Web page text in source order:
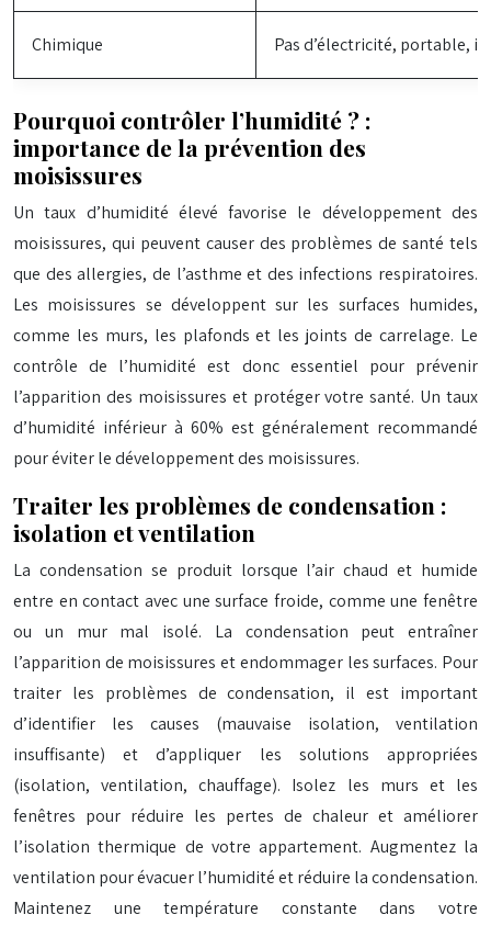
Chimique Pas d’électricité, portable,
Pourquoi contrôler l’humidité ? :
importance de la prévention des
moisissures
Un taux d’humidité élevé favorise le développement des
moisissures, qui peuvent causer des problèmes de santé tels
que des allergies, de l’asthme et des infections respiratoires.
Les moisissures se développent sur les surfaces humides,
comme les murs, les plafonds et les joints de carrelage. Le
contrôle de l’humidité est donc essentiel pour prévenir
l’apparition des moisissures et protéger votre santé. Un taux
d’humidité inférieur à 60% est généralement recommandé
pour éviter le développement des moisissures.
Traiter les problèmes de condensation :
isolation et ventilation
La condensation se produit lorsque l’air chaud et humide
entre en contact avec une surface froide, comme une fenêtre
ou un mur mal isolé. La condensation peut entraîner
l’apparition de moisissures et endommager les surfaces. Pour
traiter les problèmes de condensation, il est important
d’identifier les causes (mauvaise isolation, ventilation
insuffisante) et d’appliquer les solutions appropriées
(isolation, ventilation, chauffage). Isolez les murs et les
fenêtres pour réduire les pertes de chaleur et améliorer
l’isolation thermique de votre appartement. Augmentez la
ventilation pour évacuer l’humidité et réduire la condensation.
Maintenez une température constante dans votre